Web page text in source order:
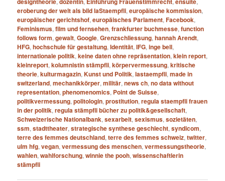
eroberung der welt als bild laStaempfli,europäische kommission,
europäischer gerichtshof,europäisches Parlament,Facebook,
Feminismus,film und fernsehen,frankfurter buchmesse,function
follows form,gewalt,Google,Grenzschliessung,hannah Arendt,
HFG,hochschule für gestaltung,Identität,IFG,inge bell,
internationale politik,keine daten ohne repräsentation,klein report,
kleinreport,kolumnistin stämpfli,körpervermessung,kritische
theorie,kulturmagazin,Kunst und Politik,lastaempfli,made in
switzerland,mechanikkörper,militär,news ch,no data without
representation,phenomenomics, Point de Suisse,
politikvermessung,politologin,prostitution,regula staempfli frauen
in der politik,regula stämpfli bücher zu politik&gesellschaft,
Schweizerische Nationalbank,sexarbeit,sexismus,sozietäten,
ssm,stadttheater,strategische synthese geschlecht,syndicom,
terre des femmes deutschland,terre des femmes schweiz,twitter,
ulm hfg,vegan,vermessung des menschen,vermessungstheorie,
wahlen,wahlforschung,winnie the pooh,wissenschaftlerin
stämpfli